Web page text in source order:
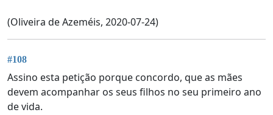
(Oliveira de Azeméis, 2020-07-24)
#108
Assino esta petição porque concordo, que as mães
devem acompanhar os seus filhos no seu primeiro ano
de vida.